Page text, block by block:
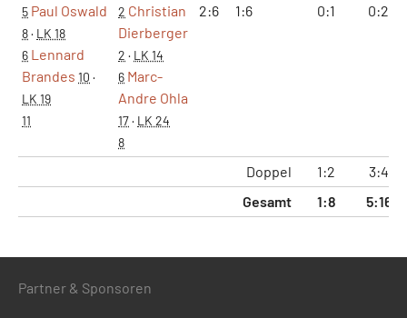
5 Paul Oswald
8· LK 18
6 Lennard
Brandes 10 ·
LK 19
11
2 Christian
Dierberger
2 · LK 14
6 Marc-
Andre Ohla
17· LK 24
8
2:6 1:6 0:1 0:2
Doppel 1:2
3:4
Gesamt
1:8 5:16
Partner & Sponsoren